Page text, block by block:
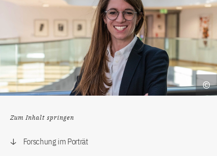
Zum Inhalt springen
Forschung im Porträt